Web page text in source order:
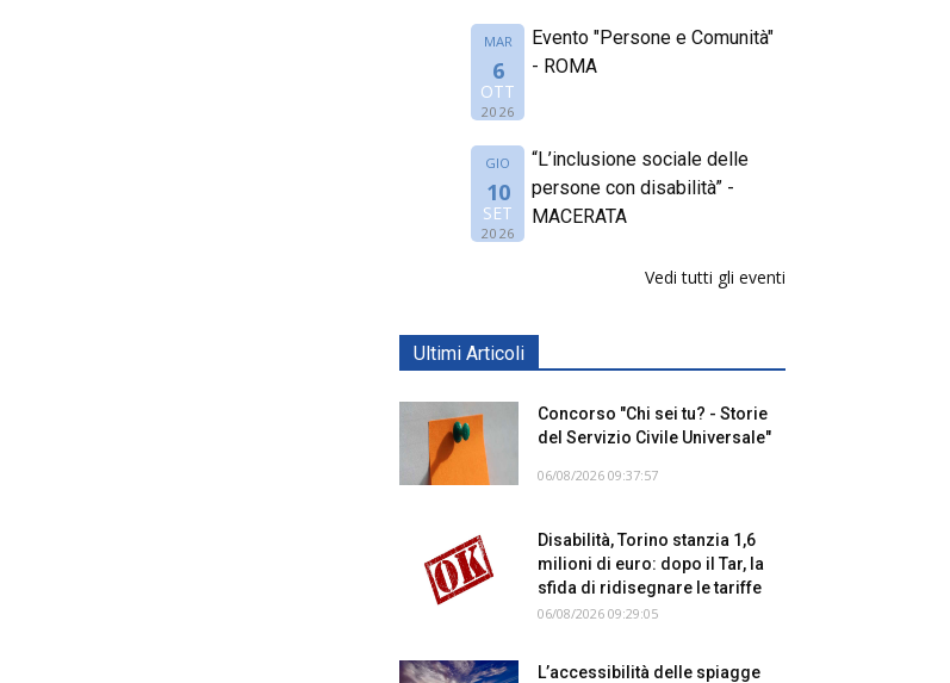
MAR
6
OTT
2026
Evento "Persone e Comunità"
- ROMA
GIO
10
SET
2026
“L’inclusione sociale delle
persone con disabilità” -
MACERATA
Vedi tutti gli eventi
Ultimi Articoli
Concorso "Chi sei tu? - Storie
del Servizio Civile Universale"
06/08/2026 09:37:57
Disabilità, Torino stanzia 1,6
milioni di euro: dopo il Tar, la
sfida di ridisegnare le tariffe
06/08/2026 09:29:05
L’accessibilità delle spiagge